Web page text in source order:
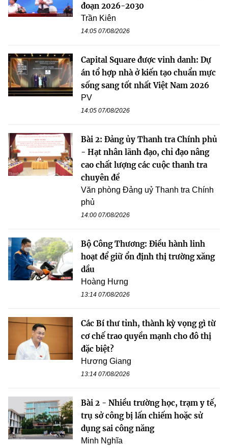
đoạn 2026-2030
Trần Kiên
14:05 07/08/2026
Capital Square được vinh danh: Dự
án tổ hợp nhà ở kiến tạo chuẩn mực
sống sang tốt nhất Việt Nam 2026
PV
14:05 07/08/2026
Bài 2: Đảng ủy Thanh tra Chính phủ
- Hạt nhân lãnh đạo, chỉ đạo nâng
cao chất lượng các cuộc thanh tra
chuyên đề
Văn phòng Đảng uỷ Thanh tra Chính
phủ
14:00 07/08/2026
Bộ Công Thương: Điều hành linh
hoạt để giữ ổn định thị trường xăng
dầu
Hoàng Hưng
13:14 07/08/2026
Các Bí thư tỉnh, thành kỳ vọng gì từ
cơ chế trao quyền mạnh cho đô thị
đặc biệt?
Hương Giang
13:14 07/08/2026
Bài 2 - Nhiều trường học, trạm y tế,
trụ sở công bị lấn chiếm hoặc sử
dụng sai công năng
Minh Nghĩa